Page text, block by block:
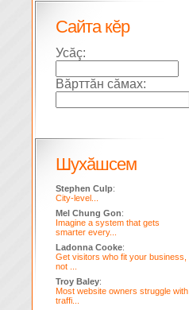
Сайта кĕр
Усăç:
Вăрттăн сăмах:
Шухăшсем
Stephen Culp:
City-level...
Mel Chung Gon:
Imagine a system that gets
smarter every...
Ladonna Cooke:
Get visitors who fit your business,
not ...
Troy Baley:
Most website owners struggle with
traffi...